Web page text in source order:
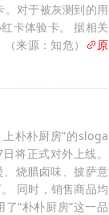
对于被灰测到的用
卡体验卡。 据相关
来源：知危）
原
朴朴厨房”的sloga
将正式对外上线。
烧腊卤味、披萨意
同时，销售商品均
“朴朴厨房”这一品